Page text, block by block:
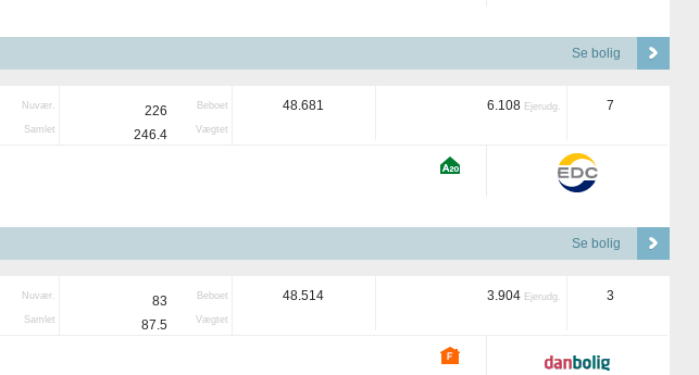
Se bolig
Nuvær.
Samlet
226 Beboet
246.4 Vægtet
48.681 6.108 Ejerudg. 7
Se bolig
Nuvær.
Samlet
83 Beboet
87.5 Vægtet
48.514 3.904 Ejerudg. 3